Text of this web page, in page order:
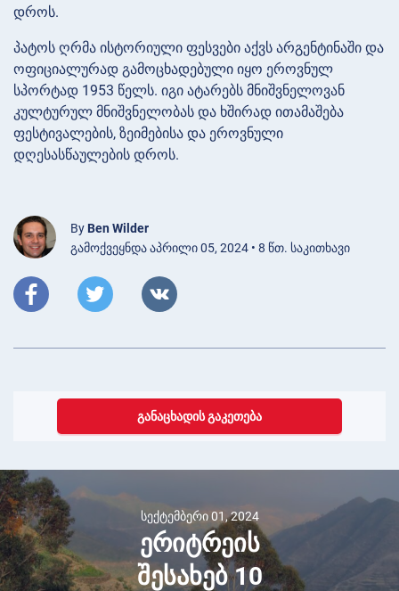
დროს.
პატოს ღრმა ისტორიული ფესვები აქვს არგენტინაში და
ოფიციალურად გამოცხადებული იყო ეროვნულ
სპორტად 1953 წელს. იგი ატარებს მნიშვნელოვან
კულტურულ მნიშვნელობას და ხშირად ითამაშება
ფესტივალების, ზეიმებისა და ეროვნული
დღესასწაულების დროს.
By Ben Wilder
გამოქვეყნდა აპრილი 05, 2024 • 8 წთ. საკითხავი
ᲒᲐᲜᲐᲪᲮᲐᲓᲘᲡ ᲒᲐᲙᲔᲗᲔᲑᲐ
სექტემბერი 01, 2024
ერიტრეის
შესახებ 10